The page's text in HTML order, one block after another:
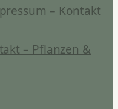
– Kontakt
– Pflanzen &